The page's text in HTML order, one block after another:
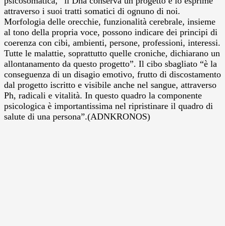
attraverso i suoi tratti somatici di ognuno di noi.
Morfologia delle orecchie, funzionalità cerebrale, insieme
al tono della propria voce, possono indicare dei principi di
coerenza con cibi, ambienti, persone, professioni, interessi.
Tutte le malattie, soprattutto quelle croniche, dichiarano un
allontanamento da questo progetto”. Il cibo sbagliato “è la
conseguenza di un disagio emotivo, frutto di discostamento
dal progetto iscritto e visibile anche nel sangue, attraverso
Ph, radicali e vitalità. In questo quadro la componente
psicologica è importantissima nel ripristinare il quadro di
salute di una persona”.(ADNKRONOS)